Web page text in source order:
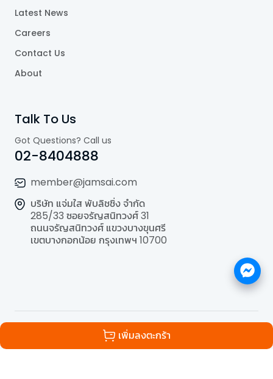
เพิ่มลงตะกร้า
Latest News
Careers
Contact Us
About
Talk To Us
Got Questions? Call us
02-8404888
member@jamsai.com
บริษัท แจ่มใส พับลิชชิ่ง จำกัด
285/33 ซอยจรัญสนิทวงศ์ 31
ถนนจรัญสนิทวงศ์ แขวงบางขุนศรี
เขตบางกอกน้อย กรุงเทพฯ 10700
All Rights Reserved | Powered by
Publishing Co.,Ltd..